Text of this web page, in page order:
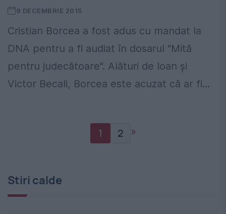
9 DECEMBRIE 2015
Cristian Borcea a fost adus cu mandat la
DNA pentru a fi audiat în dosarul "Mită
pentru judecătoare". Alături de Ioan şi
Victor Becali, Borcea este acuzat că ar fi...
1 2 »
Stiri calde